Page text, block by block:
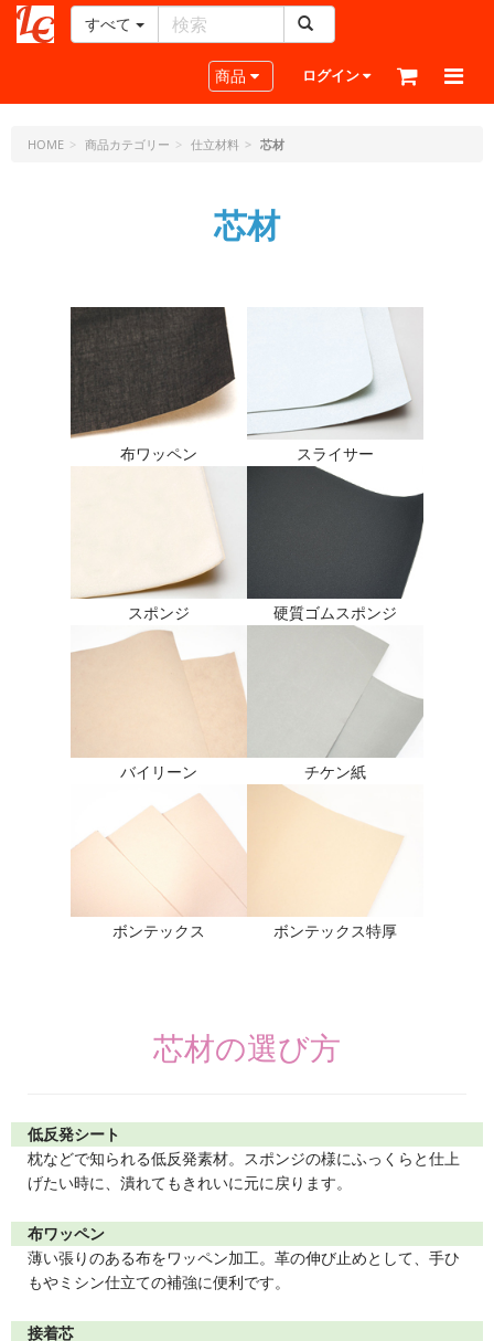
ー
ラ
すべて
Toggle navigation
商品 ログイン
HOME 商品カテゴリー 仕立材料 芯材
芯材
布ワッペン スライサー
スポンジ 硬質ゴムスポンジ
バイリーン チケン紙
ボンテックス ボンテックス特厚
芯材の選び方
低反発シート
枕などで知られる低反発素材。スポンジの様にふっくらと仕上
げたい時に、潰れてもきれいに元に戻ります。
布ワッペン
薄い張りのある布をワッペン加工。革の伸び止めとして、手ひ
もやミシン仕立ての補強に便利です。
接着芯